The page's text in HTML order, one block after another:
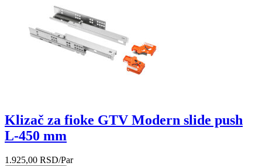
Klizač za fioke GTV Modern slide push
L-450 mm
1.925,00 RSD/Par